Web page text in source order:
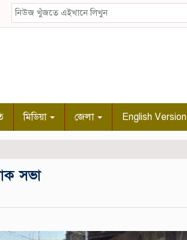
মিডিয়া জেলা English Version
সভা